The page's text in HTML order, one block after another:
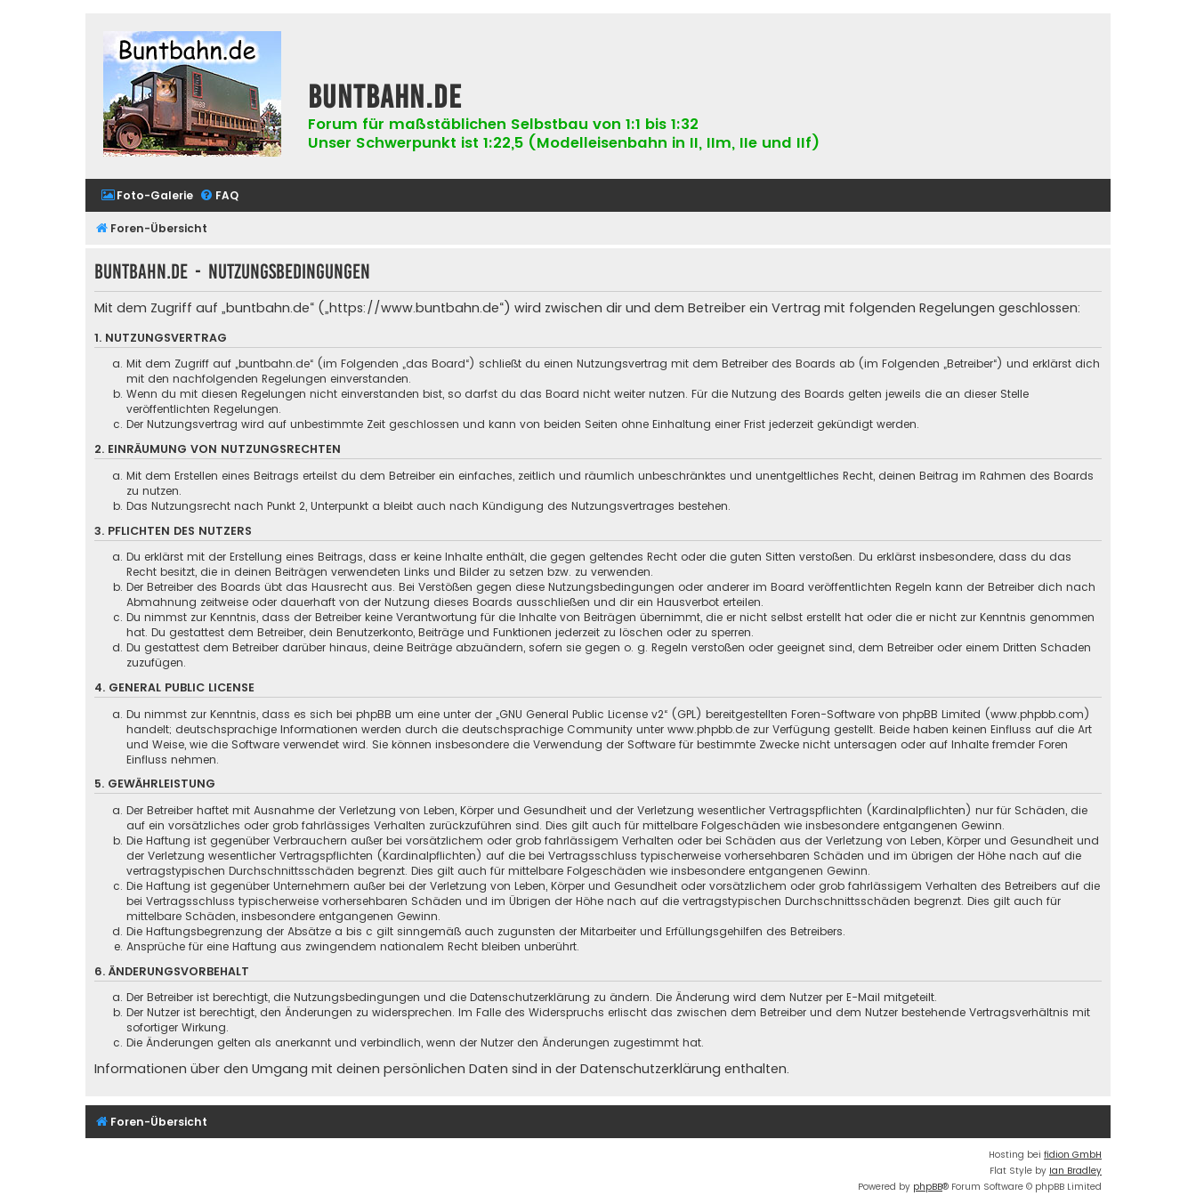
buntbahn.de
Forum für maßstäblichen Selbstbau von 1:1 bis 1:32
Unser Schwerpunkt ist 1:22,5 (Modelleisenbahn in II, IIm, IIe und IIf)
Foto-Galerie FAQ
Foren-Übersicht
buntbahn.de - Nutzungsbedingungen
Mit dem Zugriff auf „buntbahn.de“ („https://www.buntbahn.de“) wird zwischen dir und dem Betreiber ein Vertrag mit folgenden Regelungen geschlossen:
1. NUTZUNGSVERTRAG
Mit dem Zugriff auf „buntbahn.de“ (im Folgenden „das Board“) schließt du einen Nutzungsvertrag mit dem Betreiber des Boards ab (im Folgenden „Betreiber“) und erklärst dich
mit den nachfolgenden Regelungen einverstanden.
Wenn du mit diesen Regelungen nicht einverstanden bist, so darfst du das Board nicht weiter nutzen. Für die Nutzung des Boards gelten jeweils die an dieser Stelle
veröffentlichten Regelungen.
Der Nutzungsvertrag wird auf unbestimmte Zeit geschlossen und kann von beiden Seiten ohne Einhaltung einer Frist jederzeit gekündigt werden.
2. EINRÄUMUNG VON NUTZUNGSRECHTEN
Mit dem Erstellen eines Beitrags erteilst du dem Betreiber ein einfaches, zeitlich und räumlich unbeschränktes und unentgeltliches Recht, deinen Beitrag im Rahmen des Boards
zu nutzen.
Das Nutzungsrecht nach Punkt 2, Unterpunkt a bleibt auch nach Kündigung des Nutzungsvertrages bestehen.
3. PFLICHTEN DES NUTZERS
Du erklärst mit der Erstellung eines Beitrags, dass er keine Inhalte enthält, die gegen geltendes Recht oder die guten Sitten verstoßen. Du erklärst insbesondere, dass du das
Recht besitzt, die in deinen Beiträgen verwendeten Links und Bilder zu setzen bzw. zu verwenden.
Der Betreiber des Boards übt das Hausrecht aus. Bei Verstößen gegen diese Nutzungsbedingungen oder anderer im Board veröffentlichten Regeln kann der Betreiber dich nach
Abmahnung zeitweise oder dauerhaft von der Nutzung dieses Boards ausschließen und dir ein Hausverbot erteilen.
Du nimmst zur Kenntnis, dass der Betreiber keine Verantwortung für die Inhalte von Beiträgen übernimmt, die er nicht selbst erstellt hat oder die er nicht zur Kenntnis genommen
hat. Du gestattest dem Betreiber, dein Benutzerkonto, Beiträge und Funktionen jederzeit zu löschen oder zu sperren.
Du gestattest dem Betreiber darüber hinaus, deine Beiträge abzuändern, sofern sie gegen o. g. Regeln verstoßen oder geeignet sind, dem Betreiber oder einem Dritten Schaden
zuzufügen.
4. GENERAL PUBLIC LICENSE
Du nimmst zur Kenntnis, dass es sich bei phpBB um eine unter der „GNU General Public License v2“ (GPL) bereitgestellten Foren-Software von phpBB Limited (www.phpbb.com)
handelt; deutschsprachige Informationen werden durch die deutschsprachige Community unter www.phpbb.de zur Verfügung gestellt. Beide haben keinen Einfluss auf die Art
und Weise, wie die Software verwendet wird. Sie können insbesondere die Verwendung der Software für bestimmte Zwecke nicht untersagen oder auf Inhalte fremder Foren
Einfluss nehmen.
5. GEWÄHRLEISTUNG
Der Betreiber haftet mit Ausnahme der Verletzung von Leben, Körper und Gesundheit und der Verletzung wesentlicher Vertragspflichten (Kardinalpflichten) nur für Schäden, die
auf ein vorsätzliches oder grob fahrlässiges Verhalten zurückzuführen sind. Dies gilt auch für mittelbare Folgeschäden wie insbesondere entgangenen Gewinn.
Die Haftung ist gegenüber Verbrauchern außer bei vorsätzlichem oder grob fahrlässigem Verhalten oder bei Schäden aus der Verletzung von Leben, Körper und Gesundheit und
der Verletzung wesentlicher Vertragspflichten (Kardinalpflichten) auf die bei Vertragsschluss typischerweise vorhersehbaren Schäden und im übrigen der Höhe nach auf die
vertragstypischen Durchschnittsschäden begrenzt. Dies gilt auch für mittelbare Folgeschäden wie insbesondere entgangenen Gewinn.
Die Haftung ist gegenüber Unternehmern außer bei der Verletzung von Leben, Körper und Gesundheit oder vorsätzlichem oder grob fahrlässigem Verhalten des Betreibers auf die
bei Vertragsschluss typischerweise vorhersehbaren Schäden und im Übrigen der Höhe nach auf die vertragstypischen Durchschnittsschäden begrenzt. Dies gilt auch für
mittelbare Schäden, insbesondere entgangenen Gewinn.
Die Haftungsbegrenzung der Absätze a bis c gilt sinngemäß auch zugunsten der Mitarbeiter und Erfüllungsgehilfen des Betreibers.
Ansprüche für eine Haftung aus zwingendem nationalem Recht bleiben unberührt.
6. ÄNDERUNGSVORBEHALT
Der Betreiber ist berechtigt, die Nutzungsbedingungen und die Datenschutzerklärung zu ändern. Die Änderung wird dem Nutzer per E-Mail mitgeteilt.
Der Nutzer ist berechtigt, den Änderungen zu widersprechen. Im Falle des Widerspruchs erlischt das zwischen dem Betreiber und dem Nutzer bestehende Vertragsverhältnis mit
sofortiger Wirkung.
Die Änderungen gelten als anerkannt und verbindlich, wenn der Nutzer den Änderungen zugestimmt hat.
Informationen über den Umgang mit deinen persönlichen Daten sind in der Datenschutzerklärung enthalten.
Foren-Übersicht
Hosting bei fidion GmbH
Flat Style by Ian Bradley
Powered by phpBB® Forum Software © phpBB Limited